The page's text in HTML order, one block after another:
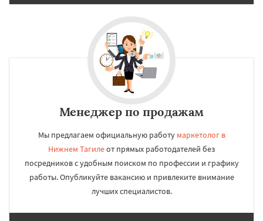
Менеджер по продажам
Мы предлагаем официальную работу маркетолог в
Нижнем Тагилеот прямых работодателей без
посредников с удобным поиском по профессии и графику
работы. Опубликуйте вакансию и привлеките внимание
лучших специалистов.